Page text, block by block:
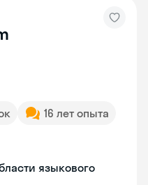
16 лет опыта
языкового